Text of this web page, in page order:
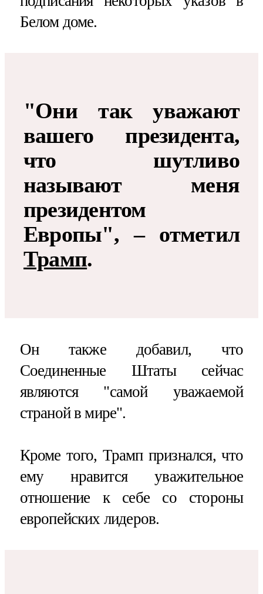
Белом доме.
"Они так уважают
вашего президента,
что шутливо
называют меня
президентом
Европы", – отметил
Трамп.
Он также добавил, что
Соединенные Штаты сейчас
являются "самой уважаемой
страной в мире".
Кроме того, Трамп признался, что
ему нравится уважительное
отношение к себе со стороны
европейских лидеров.